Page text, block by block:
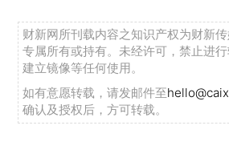
财新网所刊载内容之知识产权为财新
专属所有或持有。未经许可，禁止进
建立镜像等任何使用。
如有意愿转载，请发邮件至
确认及授权后，方可转载。